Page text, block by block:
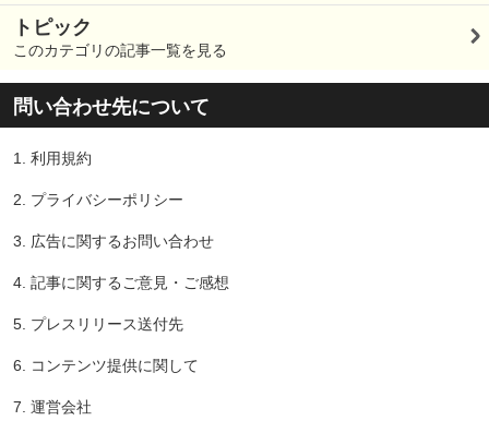
トピック
このカテゴリの記事一覧を見る
問い合わせ先について
1. 利用規約
2. プライバシーポリシー
3. 広告に関するお問い合わせ
4. 記事に関するご意見・ご感想
5. プレスリリース送付先
6. コンテンツ提供に関して
7. 運営会社